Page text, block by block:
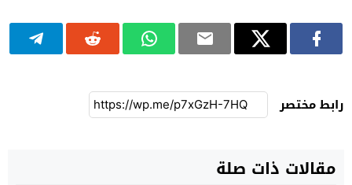
رابط مختصر
مقالات ذات صلة